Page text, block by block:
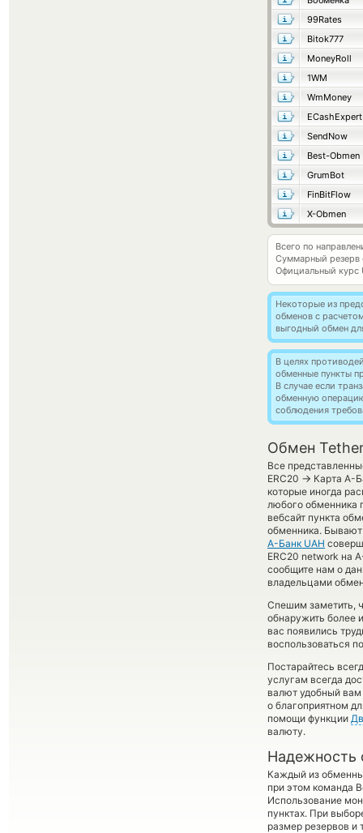
99Rates
Bitok777
MoneyRoll
1WM
WmMoney
ECashExpert
SendNow
Best-Obmen
GrumBot
FinBitFlow
X-Obmen
Всего по
Суммарный резерв
Официальный курс
Некоторые из
обменов с
выгодный обмен
В целях
обменные пункты
В случае если
обменную
соблюдения
Обмен
Все
ERC20 → Карта А-
которые иногда
любого обменника
вебсайт пункта
обменника. Бывают
А-Банк UAH
ERC20 network на
сообщите нам о
владельцами
Спешим заметить,
обнаружить более
вас появились
воспользоваться
Постарайтесь
услугам всегда
валют удобный вам
о благоприятном
помощи функции
валюту.
Надежность
Каждый из
при этом команда
Использование
пунктах. При
размер резервов и